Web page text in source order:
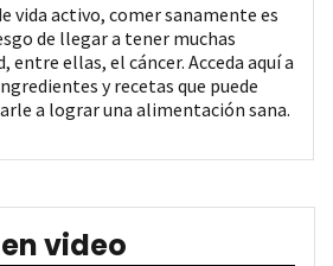
vida activo, comer sanamente es
de llegar a tener muchas
entre ellas, el cáncer. Acceda aquí a
y recetas que puede
a lograr una alimentación sana.
video